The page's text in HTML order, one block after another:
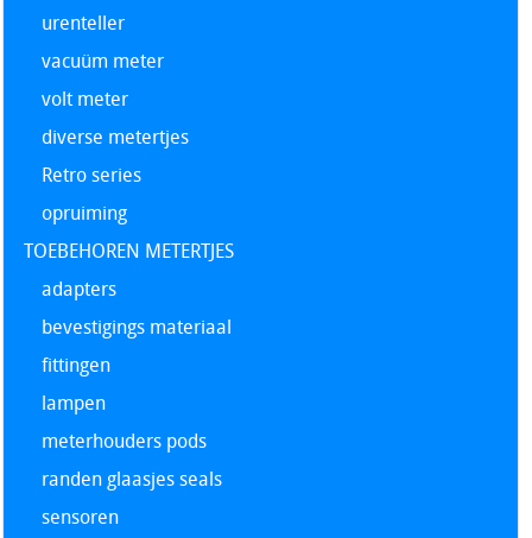
urenteller
vacuüm meter
volt meter
diverse metertjes
Retro series
opruiming
TOEBEHOREN METERTJES
adapters
bevestigings materiaal
fittingen
lampen
meterhouders pods
randen glaasjes seals
sensoren